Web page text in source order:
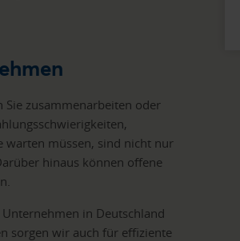
zusammenarbeiten oder
warten müssen, sind nicht nur
hinaus können offene
in Deutschland
sorgen wir auch für effiziente